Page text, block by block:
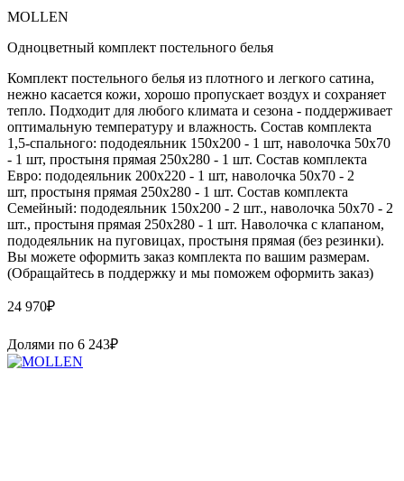
MOLLEN
Одноцветный комплект постельного белья
Комплект постельного белья из плотного и легкого сатина,
нежно касается кожи, хорошо пропускает воздух и сохраняет
тепло. Подходит для любого климата и сезона - поддерживает
оптимальную температуру и влажность. Состав комплекта
1,5-спального: пододеяльник 150х200 - 1 шт, наволочка 50х70
- 1 шт, простыня прямая 250х280 - 1 шт. Состав комплекта
Евро: пододеяльник 200х220 - 1 шт, наволочка 50х70 - 2
шт, простыня прямая 250х280 - 1 шт. Состав комплекта
Семейный: пододеяльник 150х200 - 2 шт., наволочка 50х70 - 2
шт., простыня прямая 250х280 - 1 шт. Наволочка с клапаном,
пододеяльник на пуговицах, простыня прямая (без резинки).
Вы можете оформить заказ комплекта по вашим размерам.
(Обращайтесь в поддержку и мы поможем оформить заказ)
24 970₽
Долями по 6 243₽